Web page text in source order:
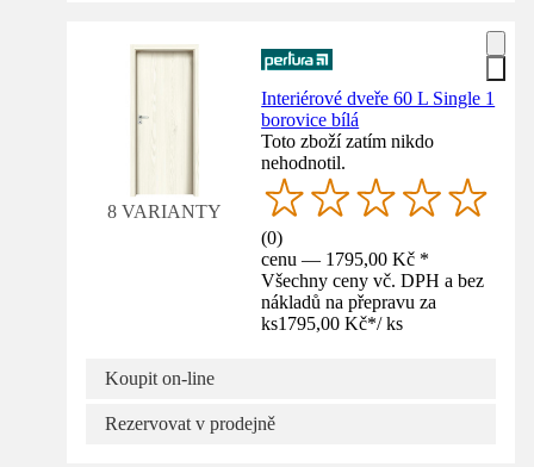
8 VARIANTY
Interiérové dveře 60 L Single 1
borovice bílá
Toto zboží zatím nikdo
nehodnotil.
(0)
cenu — 1795,00 Kč *
Všechny ceny vč. DPH a bez
nákladů na přepravu za
ks1795,00 Kč*/ ks
Koupit on-line
Rezervovat v prodejně